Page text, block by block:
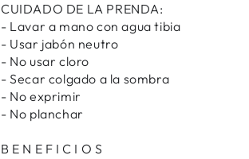
CUIDADO DE LA PRENDA:
- Lavar a mano con agua tibia
- Usar jabón neutro
- No usar cloro
- Secar colgado a la sombra
- No exprimir
- No planchar
B E N E F I C I O S